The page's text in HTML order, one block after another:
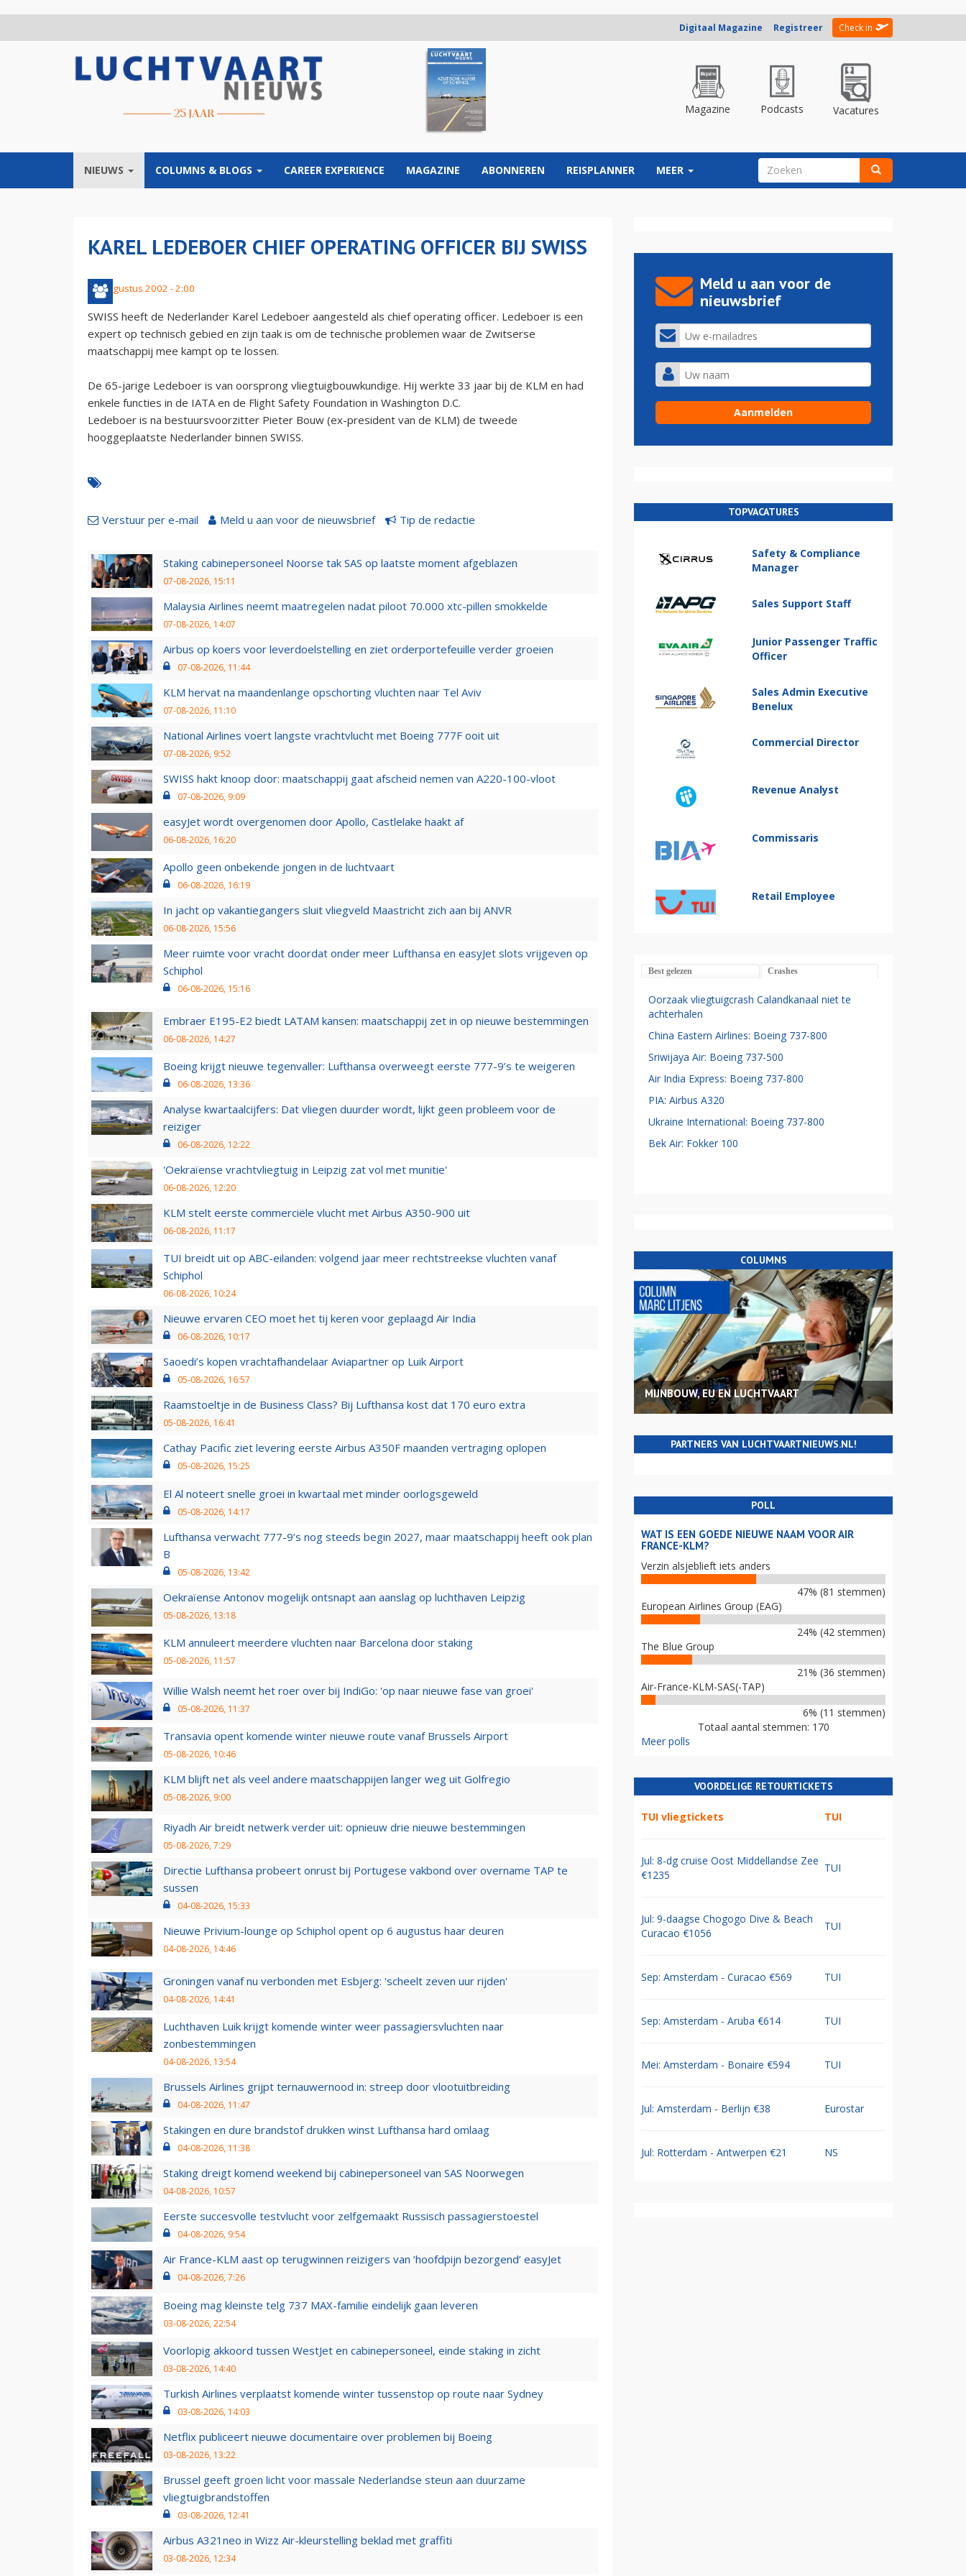
Digitaal Magazine Registreer Check in
Magazine Podcasts Vacatures
NIEUWS COLUMNS & BLOGS CAREER EXPERIENCE MAGAZINE ABONNEREN REISPLANNER MEER ZOEKVELD
KAREL LEDEBOER CHIEF OPERATING OFFICER BIJ SWISS
23 augustus 2002 - 2:00
SWISS heeft de Nederlander Karel Ledeboer aangesteld als chief operating officer. Ledeboer is een
expert op technisch gebied en zijn taak is om de technische problemen waar de Zwitserse
maatschappij mee kampt op te lossen.
De 65-jarige Ledeboer is van oorsprong vliegtuigbouwkundige. Hij werkte 33 jaar bij de KLM en had
enkele functies in de IATA en de Flight Safety Foundation in Washington D.C.
Ledeboer is na bestuursvoorzitter Pieter Bouw (ex-president van de KLM) de tweede
hooggeplaatste Nederlander binnen SWISS.
Verstuur per e-mail Meld u aan voor de nieuwsbrief Tip de redactie
Staking cabinepersoneel Noorse tak SAS op laatste moment afgeblazen
07-08-2026, 15:11
Malaysia Airlines neemt maatregelen nadat piloot 70.000 xtc-pillen smokkelde
07-08-2026, 14:07
Airbus op koers voor leverdoelstelling en ziet orderportefeuille verder groeien
07-08-2026, 11:44
KLM hervat na maandenlange opschorting vluchten naar Tel Aviv
07-08-2026, 11:10
National Airlines voert langste vrachtvlucht met Boeing 777F ooit uit
07-08-2026, 9:52
SWISS hakt knoop door: maatschappij gaat afscheid nemen van A220-100-vloot
07-08-2026, 9:09
easyJet wordt overgenomen door Apollo, Castlelake haakt af
06-08-2026, 16:20
Apollo geen onbekende jongen in de luchtvaart
06-08-2026, 16:19
In jacht op vakantiegangers sluit vliegveld Maastricht zich aan bij ANVR
06-08-2026, 15:56
Meer ruimte voor vracht doordat onder meer Lufthansa en easyJet slots vrijgeven op
Schiphol
06-08-2026, 15:16
Embraer E195-E2 biedt LATAM kansen: maatschappij zet in op nieuwe bestemmingen
06-08-2026, 14:27
Boeing krijgt nieuwe tegenvaller: Lufthansa overweegt eerste 777-9’s te weigeren
06-08-2026, 13:36
Analyse kwartaalcijfers: Dat vliegen duurder wordt, lijkt geen probleem voor de
reiziger
06-08-2026, 12:22
'Oekraïense vrachtvliegtuig in Leipzig zat vol met munitie'
06-08-2026, 12:20
KLM stelt eerste commerciële vlucht met Airbus A350-900 uit
06-08-2026, 11:17
TUI breidt uit op ABC-eilanden: volgend jaar meer rechtstreekse vluchten vanaf
Schiphol
06-08-2026, 10:24
Nieuwe ervaren CEO moet het tij keren voor geplaagd Air India
06-08-2026, 10:17
Saoedi’s kopen vrachtafhandelaar Aviapartner op Luik Airport
05-08-2026, 16:57
Raamstoeltje in de Business Class? Bij Lufthansa kost dat 170 euro extra
05-08-2026, 16:41
Cathay Pacific ziet levering eerste Airbus A350F maanden vertraging oplopen
05-08-2026, 15:25
El Al noteert snelle groei in kwartaal met minder oorlogsgeweld
05-08-2026, 14:17
Lufthansa verwacht 777-9’s nog steeds begin 2027, maar maatschappij heeft ook plan
B
05-08-2026, 13:42
Oekraïense Antonov mogelijk ontsnapt aan aanslag op luchthaven Leipzig
05-08-2026, 13:18
KLM annuleert meerdere vluchten naar Barcelona door staking
05-08-2026, 11:57
Willie Walsh neemt het roer over bij IndiGo: 'op naar nieuwe fase van groei'
05-08-2026, 11:37
Transavia opent komende winter nieuwe route vanaf Brussels Airport
05-08-2026, 10:46
KLM blijft net als veel andere maatschappijen langer weg uit Golfregio
05-08-2026, 9:00
Riyadh Air breidt netwerk verder uit: opnieuw drie nieuwe bestemmingen
05-08-2026, 7:29
Directie Lufthansa probeert onrust bij Portugese vakbond over overname TAP te
sussen
04-08-2026, 15:33
Nieuwe Privium-lounge op Schiphol opent op 6 augustus haar deuren
04-08-2026, 14:46
Groningen vanaf nu verbonden met Esbjerg: 'scheelt zeven uur rijden'
04-08-2026, 14:41
Luchthaven Luik krijgt komende winter weer passagiersvluchten naar
zonbestemmingen
04-08-2026, 13:54
Brussels Airlines grijpt ternauwernood in: streep door vlootuitbreiding
04-08-2026, 11:47
Stakingen en dure brandstof drukken winst Lufthansa hard omlaag
04-08-2026, 11:38
Staking dreigt komend weekend bij cabinepersoneel van SAS Noorwegen
04-08-2026, 10:57
Eerste succesvolle testvlucht voor zelfgemaakt Russisch passagierstoestel
04-08-2026, 9:54
Air France-KLM aast op terugwinnen reizigers van ‘hoofdpijn bezorgend’ easyJet
04-08-2026, 7:26
Boeing mag kleinste telg 737 MAX-familie eindelijk gaan leveren
03-08-2026, 22:54
Voorlopig akkoord tussen WestJet en cabinepersoneel, einde staking in zicht
03-08-2026, 14:40
Turkish Airlines verplaatst komende winter tussenstop op route naar Sydney
03-08-2026, 14:03
Netflix publiceert nieuwe documentaire over problemen bij Boeing
03-08-2026, 13:22
Brussel geeft groen licht voor massale Nederlandse steun aan duurzame
vliegtuigbrandstoffen
03-08-2026, 12:41
Airbus A321neo in Wizz Air-kleurstelling beklad met graffiti
03-08-2026, 12:34
Meld u aan voor de
nieuwsbrief
TOPVACATURES
Safety & Compliance
Manager
Sales Support Staff
Junior Passenger Traffic
Officer
Sales Admin Executive
Benelux
Commercial Director
Revenue Analyst
Commissaris
Retail Employee
Best gelezen Crashes
Oorzaak vliegtuigcrash Calandkanaal niet te
achterhalen
China Eastern Airlines: Boeing 737-800
Sriwijaya Air: Boeing 737-500
Air India Express: Boeing 737-800
PIA: Airbus A320
Ukraine International: Boeing 737-800
Bek Air: Fokker 100
COLUMNS
MIJNBOUW, EU EN LUCHTVAART
PARTNERS VAN LUCHTVAARTNIEUWS.NL!
POLL
WAT IS EEN GOEDE NIEUWE NAAM VOOR AIR
FRANCE-KLM?
Verzin alsjeblieft iets anders
47% (81 stemmen)
European Airlines Group (EAG)
24% (42 stemmen)
The Blue Group
21% (36 stemmen)
Air-France-KLM-SAS(-TAP)
6% (11 stemmen)
Totaal aantal stemmen: 170
Meer polls
VOORDELIGE RETOURTICKETS
TUI vliegtickets TUI
Jul: 8-dg cruise Oost Middellandse Zee
€1235
TUI
Jul: 9-daagse Chogogo Dive & Beach
Curacao €1056
TUI
Sep: Amsterdam - Curacao €569 TUI
Sep: Amsterdam - Aruba €614 TUI
Mei: Amsterdam - Bonaire €594 TUI
Jul: Amsterdam - Berlijn €38 Eurostar
Jul: Rotterdam - Antwerpen €21 NS